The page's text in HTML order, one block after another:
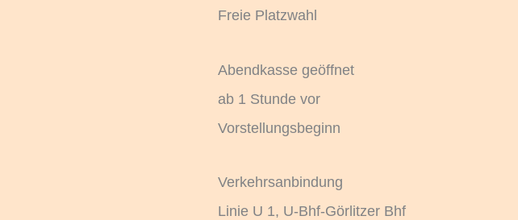
Freie Platzwahl
Abendkasse geöffnet
ab 1 Stunde vor
Vorstellungsbeginn
Verkehrsanbindung
Linie U 1, U-Bhf-Görlitzer Bhf